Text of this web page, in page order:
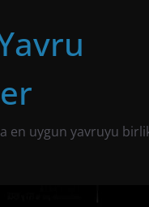
en uygun yavruyu